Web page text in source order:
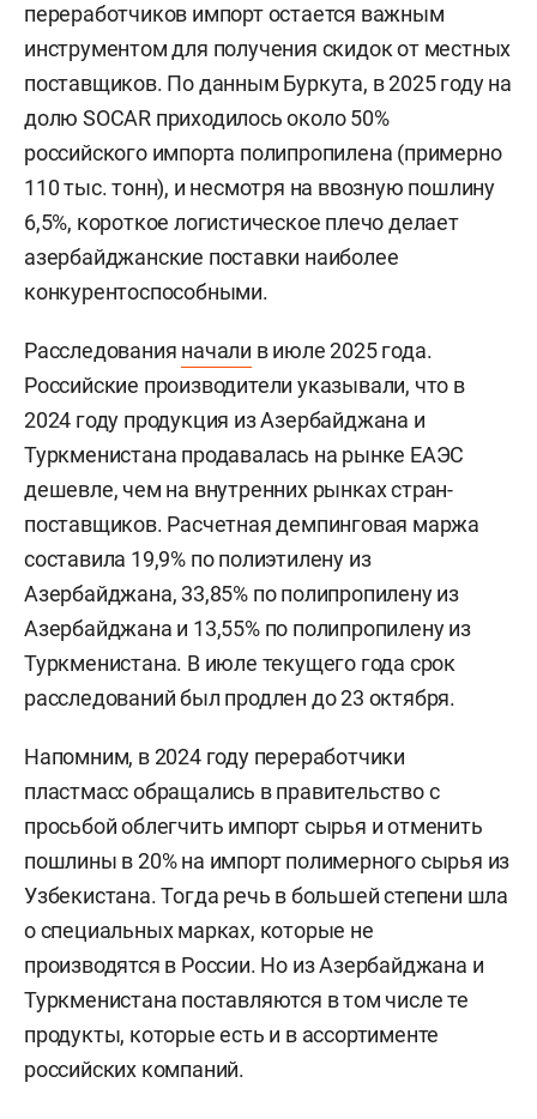
переработчиков импорт остается важным
инструментом для получения скидок от местных
поставщиков. По данным Буркута, в 2025 году на
долю SOCAR приходилось около 50%
российского импорта полипропилена (примерно
110 тыс. тонн), и несмотря на ввозную пошлину
6,5%, короткое логистическое плечо делает
азербайджанские поставки наиболее
конкурентоспособными.
Расследования начали в июле 2025 года.
Российские производители указывали, что в
2024 году продукция из Азербайджана и
Туркменистана продавалась на рынке ЕАЭС
дешевле, чем на внутренних рынках стран-
поставщиков. Расчетная демпинговая маржа
составила 19,9% по полиэтилену из
Азербайджана, 33,85% по полипропилену из
Азербайджана и 13,55% по полипропилену из
Туркменистана. В июле текущего года срок
расследований был продлен до 23 октября.
Напомним, в 2024 году переработчики
пластмасс обращались в правительство с
просьбой облегчить импорт сырья и отменить
пошлины в 20% на импорт полимерного сырья из
Узбекистана. Тогда речь в большей степени шла
о специальных марках, которые не
производятся в России. Но из Азербайджана и
Туркменистана поставляются в том числе те
продукты, которые есть и в ассортименте
российских компаний.